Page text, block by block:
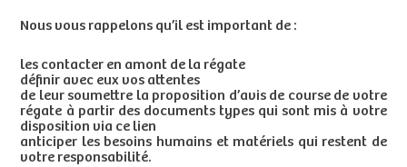
Nous vous rappelons qu’il est important de :
les contacter en amont de la régate
définir avec eux vos attentes
de leur soumettre la proposition d’avis de course de votre
régate à partir des documents types qui sont mis à votre
disposition via ce lien
anticiper les besoins humains et matériels qui restent de
votre responsabilité.